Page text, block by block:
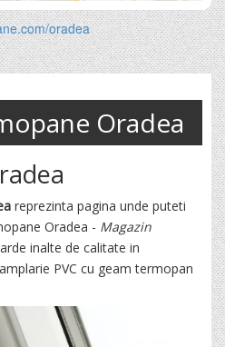
oradea
Oradea
reprezinta pagina unde puteti
Oradea - Magazin
inalte de calitate in
PVC cu geam termopan